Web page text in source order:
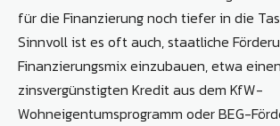
für die Finanzierung noch tiefer in die
Sinnvoll ist es oft auch, staatliche
Finanzierungsmix einzubauen, etwa einen
zinsvergünstigten Kredit aus dem KfW-
Wohneigentumsprogramm oder BEG-